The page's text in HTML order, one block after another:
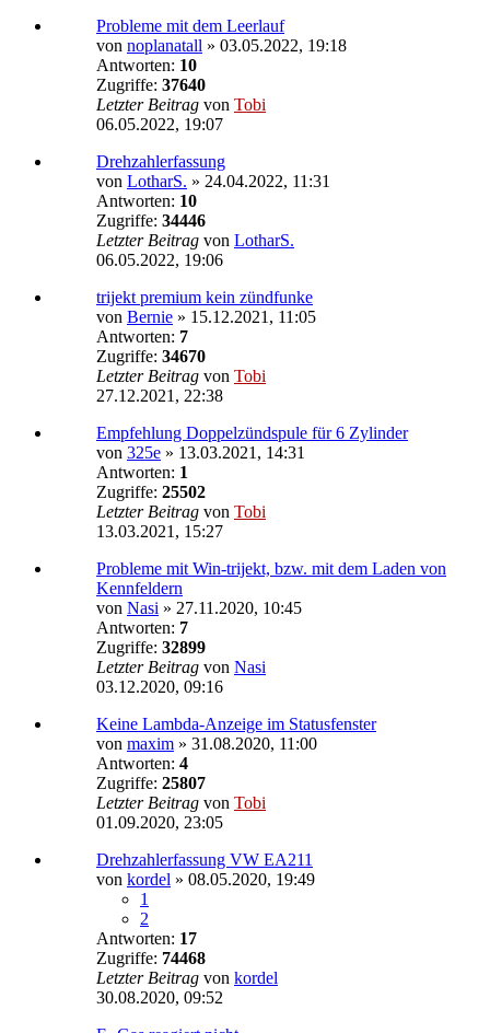
Probleme mit dem Leerlauf
von noplanatall » 03.05.2022, 19:18
Antworten: 10
Zugriffe: 37640
Letzter Beitrag von Tobi
06.05.2022, 19:07
Drehzahlerfassung
von LotharS. » 24.04.2022, 11:31
Antworten: 10
Zugriffe: 34446
Letzter Beitrag von LotharS.
06.05.2022, 19:06
trijekt premium kein zündfunke
von Bernie » 15.12.2021, 11:05
Antworten: 7
Zugriffe: 34670
Letzter Beitrag von Tobi
27.12.2021, 22:38
Empfehlung Doppelzündspule für 6 Zylinder
von 325e » 13.03.2021, 14:31
Antworten: 1
Zugriffe: 25502
Letzter Beitrag von Tobi
13.03.2021, 15:27
Probleme mit Win-trijekt, bzw. mit dem Laden von
Kennfeldern
von Nasi » 27.11.2020, 10:45
Antworten: 7
Zugriffe: 32899
Letzter Beitrag von Nasi
03.12.2020, 09:16
Keine Lambda-Anzeige im Statusfenster
von maxim » 31.08.2020, 11:00
Antworten: 4
Zugriffe: 25807
Letzter Beitrag von Tobi
01.09.2020, 23:05
Drehzahlerfassung VW EA211
von kordel » 08.05.2020, 19:49
1
2
Antworten: 17
Zugriffe: 74468
Letzter Beitrag von kordel
30.08.2020, 09:52